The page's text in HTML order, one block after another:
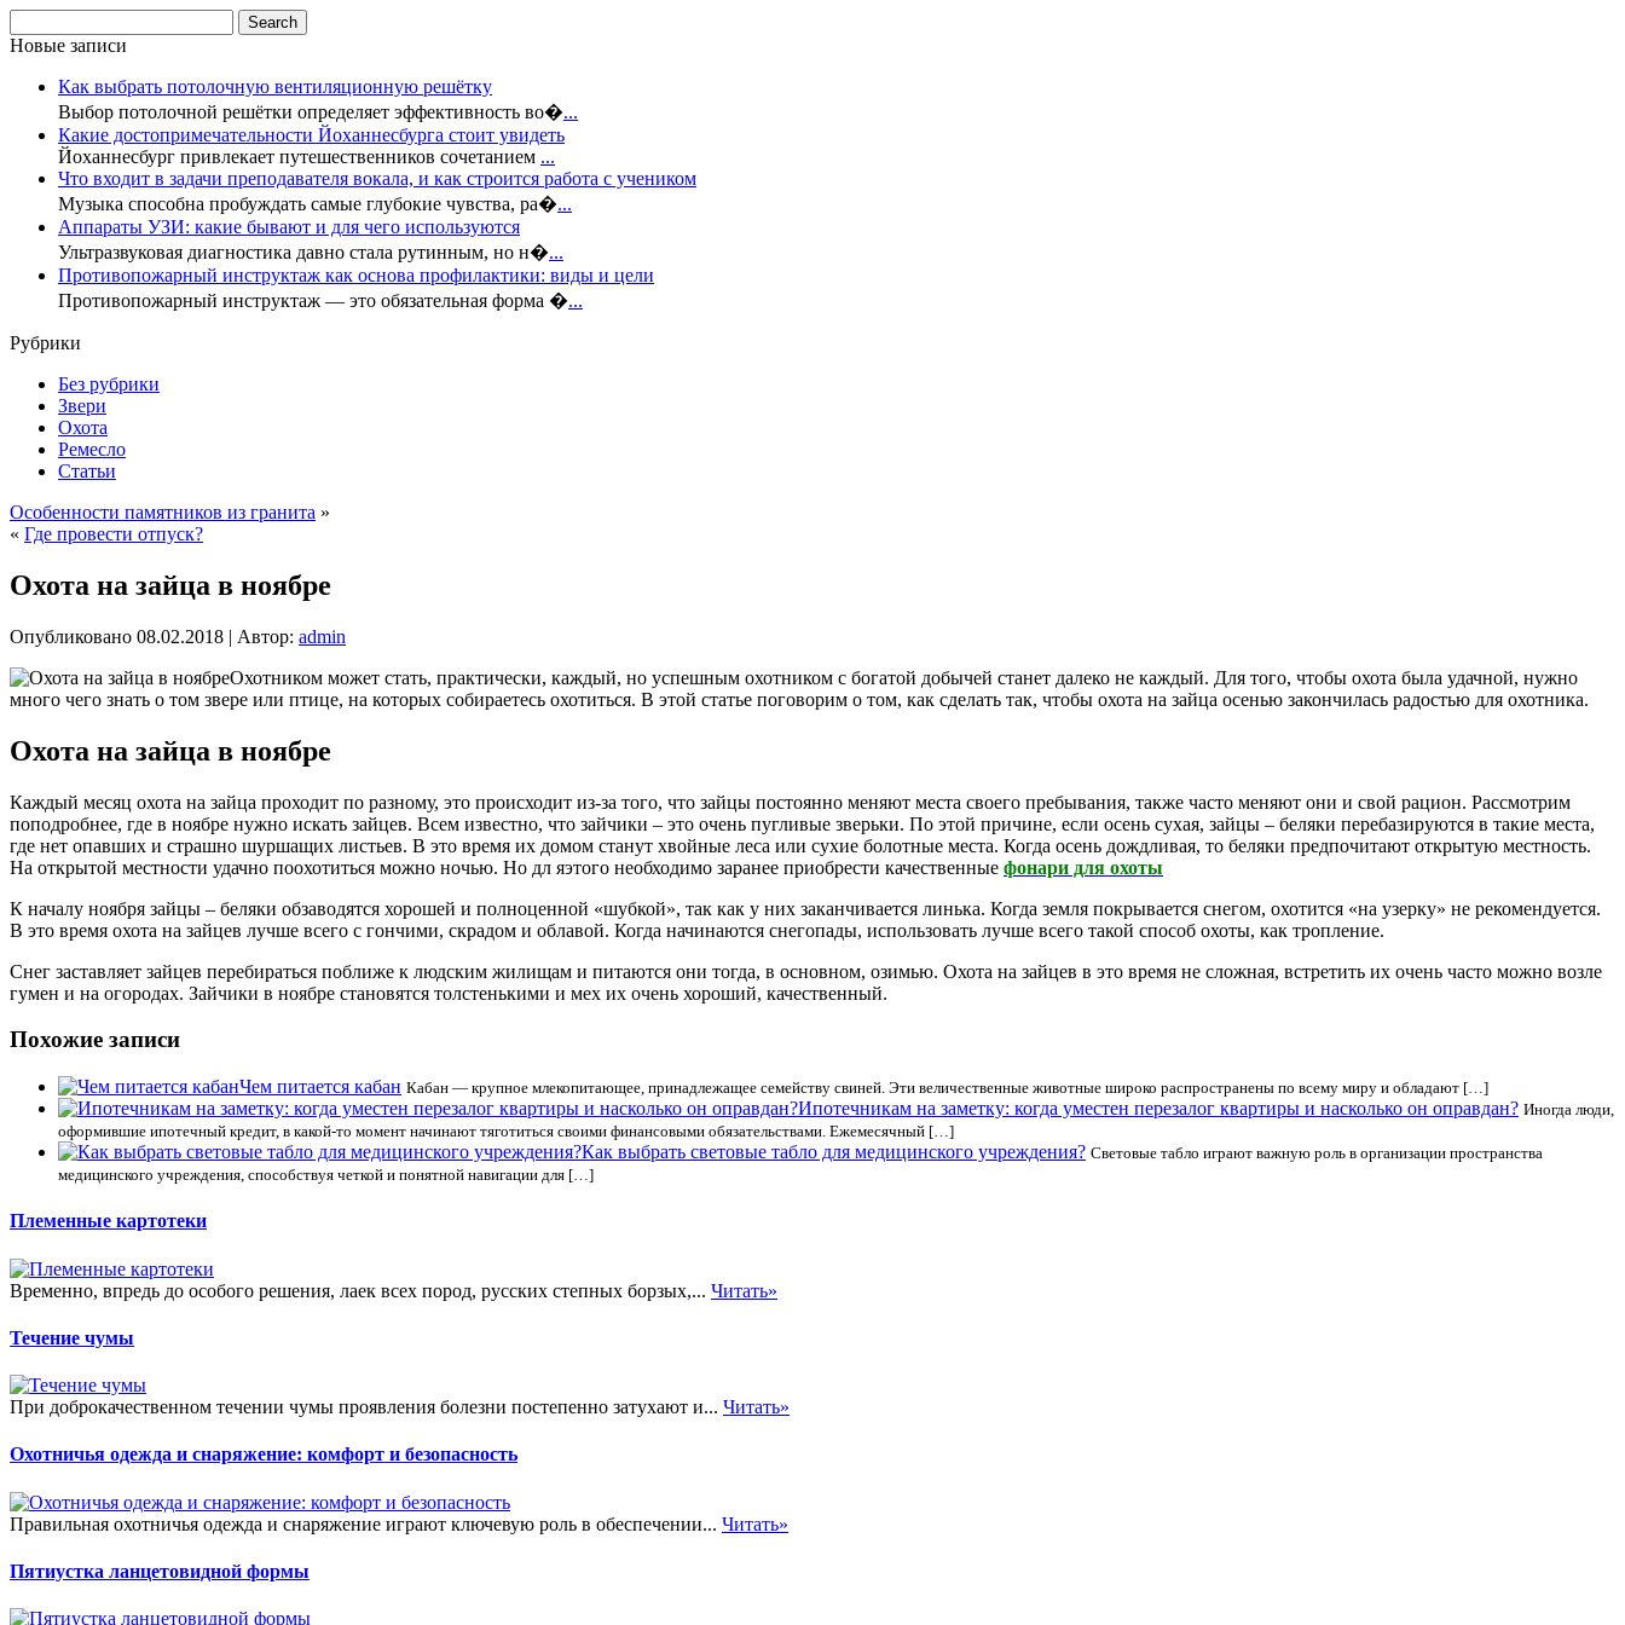
Новые записи
Как выбрать потолочную вентиляционную решётку
Выбор потолочной решётки определяет эффективность во�...
Какие достопримечательности Йоханнесбурга стоит увидеть
Йоханнесбург привлекает путешественников сочетанием ...
Что входит в задачи преподавателя вокала, и как строится работа с учеником
Музыка способна пробуждать самые глубокие чувства, ра�...
Аппараты УЗИ: какие бывают и для чего используются
Ультразвуковая диагностика давно стала рутинным, но н�...
Противопожарный инструктаж как основа профилактики: виды и цели
Противопожарный инструктаж — это обязательная форма �...
Рубрики
Без рубрики
Звери
Охота
Ремесло
Статьи
Особенности памятников из гранита »
« Где провести отпуск?
Охота на зайца в ноябре
Опубликовано 08.02.2018 | Автор: admin
Охотником может стать, практически, каждый, но успешным охотником с богатой добычей станет далеко не каждый. Для того, чтобы охота была удачной, нужно
много чего знать о том звере или птице, на которых собираетесь охотиться. В этой статье поговорим о том, как сделать так, чтобы охота на зайца осенью закончилась радостью для охотника.
Охота на зайца в ноябре
Каждый месяц охота на зайца проходит по разному, это происходит из-за того, что зайцы постоянно меняют места своего пребывания, также часто меняют они и свой рацион. Рассмотрим
поподробнее, где в ноябре нужно искать зайцев. Всем известно, что зайчики – это очень пугливые зверьки. По этой причине, если осень сухая, зайцы – беляки перебазируются в такие места,
где нет опавших и страшно шуршащих листьев. В это время их домом станут хвойные леса или сухие болотные места. Когда осень дождливая, то беляки предпочитают открытую местность.
На открытой местности удачно поохотиться можно ночью. Но дл яэтого необходимо заранее приобрести качественные фонари для охоты
К началу ноября зайцы – беляки обзаводятся хорошей и полноценной «шубкой», так как у них заканчивается линька. Когда земля покрывается снегом, охотится «на узерку» не рекомендуется.
В это время охота на зайцев лучше всего с гончими, скрадом и облавой. Когда начинаются снегопады, использовать лучше всего такой способ охоты, как тропление.
Снег заставляет зайцев перебираться поближе к людским жилищам и питаются они тогда, в основном, озимью. Охота на зайцев в это время не сложная, встретить их очень часто можно возле
гумен и на огородах. Зайчики в ноябре становятся толстенькими и мех их очень хороший, качественный.
Похожие записи
Чем питается кабан Кабан — крупное млекопитающее, принадлежащее семейству свиней. Эти величественные животные широко распространены по всему миру и обладают […]
Ипотечникам на заметку: когда уместен перезалог квартиры и насколько он оправдан? Иногда люди,
оформившие ипотечный кредит, в какой-то момент начинают тяготиться своими финансовыми обязательствами. Ежемесячный […]
Как выбрать световые табло для медицинского учреждения? Световые табло играют важную роль в организации пространства
медицинского учреждения, способствуя четкой и понятной навигации для […]
Племенные картотеки
Временно, впредь до особого решения, лаек всех пород, русских степных борзых,... Читать»
Течение чумы
При доброкачественном течении чумы проявления болезни постепенно затухают и... Читать»
Охотничья одежда и снаряжение: комфорт и безопасность
Правильная охотничья одежда и снаряжение играют ключевую роль в обеспечении... Читать»
Пятиустка ланцетовидной формы